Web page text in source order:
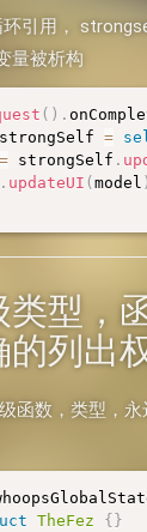
引用，
量被析构
( ) .
=
= strongSelf .
. updateUI (model )
类型，
的列出
函数，类型，
TheFez {}